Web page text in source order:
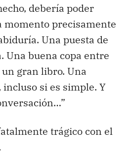
debería poder
momento precisamente
Una puesta de
Una buena copa entre
gran libro. Una
si es simple. Y
trágico con el